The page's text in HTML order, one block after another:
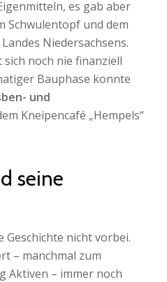
es gab aber
Schwulentopf und dem
Niedersachsens.
noch nie finanziell
Bauphase konnte
und
Kneipencafé „Hempels“
seine
nicht vorbei.
– manchmal zum
Aktiven – immer noch